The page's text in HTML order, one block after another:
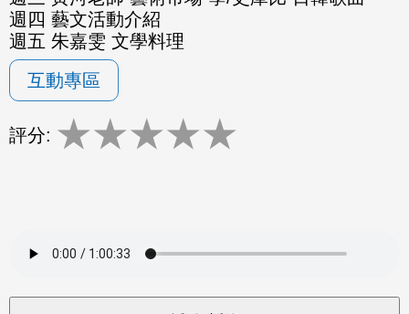
週四 藝文活動介紹
週五 朱嘉雯 文學料理
互動專區
評分: ★★★★★